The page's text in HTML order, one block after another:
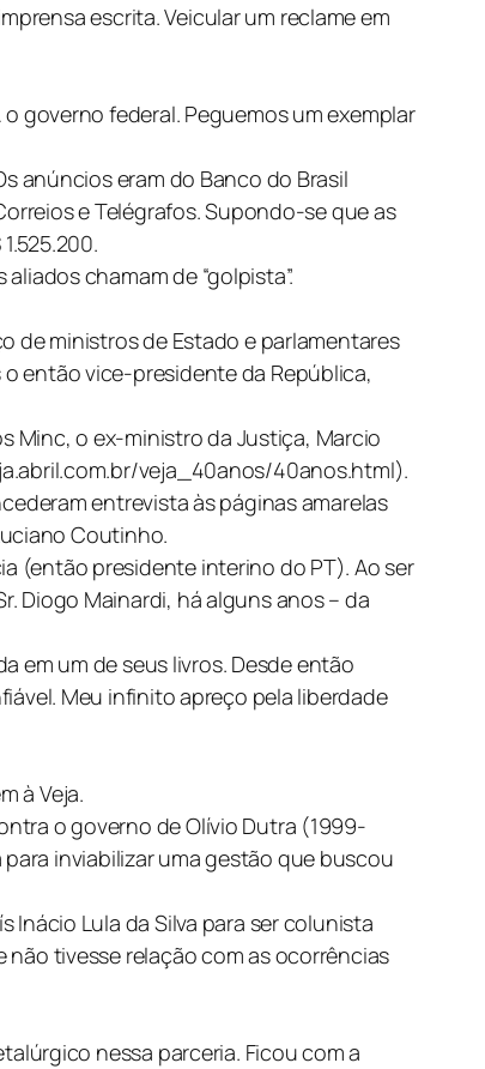
escrita. Veicular um reclame em
governo federal. Peguemos um exemplar
anúncios eram do Banco do Brasil
e Telégrafos. Supondo-se que as
chamam de “golpista”.
de ministros de Estado e parlamentares
então vice-presidente da República,
Minc, o ex-ministro da Justiça, Marcio
veja_40anos/40anos.html).
entrevista às páginas amarelas
Coutinho.
(então presidente interino do PT). Ao ser
Diogo Mainardi, há alguns anos – da
em um de seus livros. Desde então
Meu infinito apreço pela liberdade
à Veja.
o governo de Olívio Dutra (1999-
inviabilizar uma gestão que buscou
Lula da Silva para ser colunista
tivesse relação com as ocorrências
nessa parceria. Ficou com a